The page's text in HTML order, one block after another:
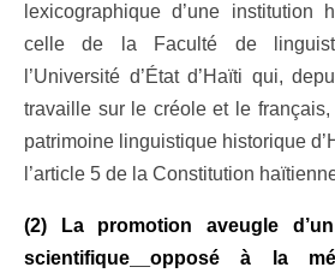
lexicographique d’une institution
celle de la Faculté de
l’Université d’État d’Haïti qui,
travaille sur le créole et le
patrimoine linguistique historique
l’article 5 de la Constitution
(2) La promotion aveugle
scientifique
opposé à la